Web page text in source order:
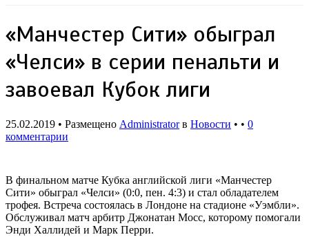
«Манчестер Сити» обыграл
«Челси» в серии пенальти и
завоевал Кубок лиги
25.02.2019 • Размещено Administratorв Новости • • 0
комментарии
В финальном матче Кубка английской лиги «Манчестер
Сити» обыграл «Челси» (0:0, пен. 4:3) и стал обладателем
трофея. Встреча состоялась в Лондоне на стадионе «Уэмбли».
Обслуживал матч арбитр Джонатан Мосс, которому помогали
Энди Халлидей и Марк Перри.